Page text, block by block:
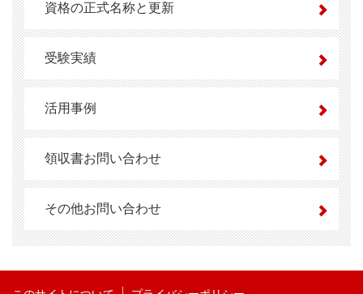
資格の正式名称と更新
受験実績
活用事例
領収書お問い合わせ
その他お問い合わせ